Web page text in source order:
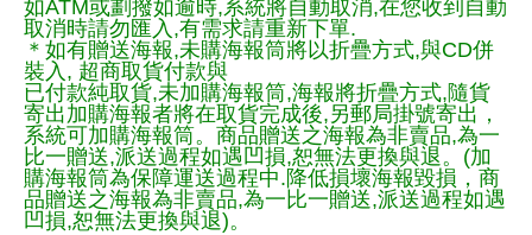
如ATM或劃撥如逾時,系統將自動取消,在您收到自動
取消時請勿匯入,有需求請重新下單.
＊如有贈送海報,未購海報筒將以折疊方式,與CD併
裝入, 超商取貨付款與
已付款純取貨,未加購海報筒,海報將折疊方式,隨貨
寄出加購海報者將在取貨完成後,另郵局掛號寄出，
系統可加購海報筒。商品贈送之海報為非賣品,為一
比一贈送,派送過程如遇凹損,恕無法更換與退。(加
購海報筒為保障運送過程中.降低損壞海報毀損，商
品贈送之海報為非賣品,為一比一贈送,派送過程如遇
凹損,恕無法更換與退)。